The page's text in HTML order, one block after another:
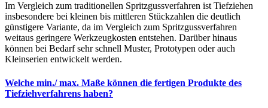
Im Vergleich zum traditionellen Spritz­­guss­­verfahren ist Tiefziehen
insbesondere bei kleinen bis mittleren Stück­­zahlen die deutlich
günstigere Variante, da im Vergleich zum Spritz­­guss­­verfahren
weitaus geringere Werkzeug­­kosten entstehen. Darüber hinaus
können bei Bedarf sehr schnell Muster, Prototypen oder auch
Kleinserien entwickelt werden.
Welche min./ max. Maße können die fertigen Produkte des
Tiefziehverfahrens haben?